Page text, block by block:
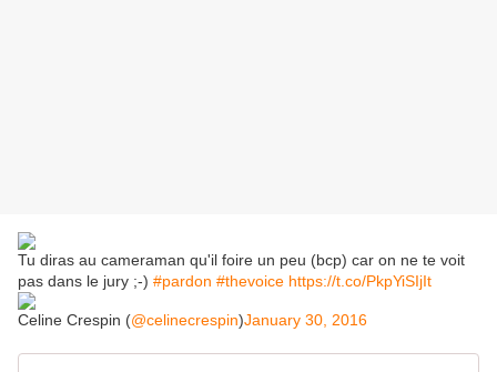
Tu diras au cameraman qu'il foire un peu (bcp) car on ne te voit
pas dans le jury ;-) #pardon #thevoice https://t.co/PkpYiSIjIt
Celine Crespin (@celinecrespin)January 30, 2016